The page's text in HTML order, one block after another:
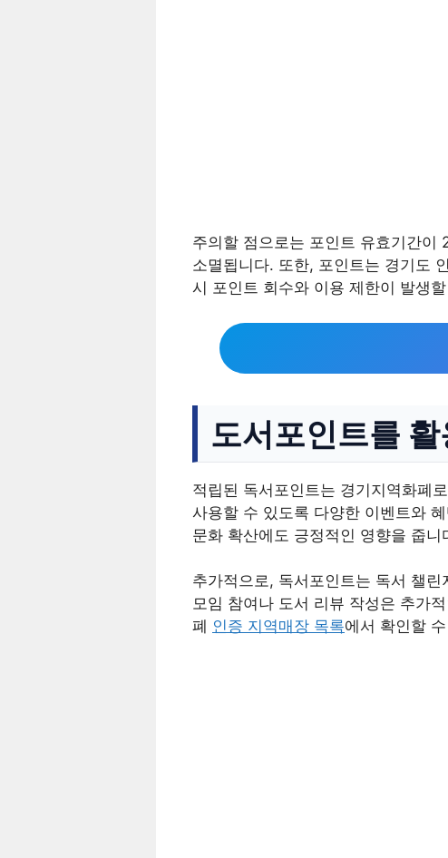
주의할 점으로는 포인트 유효기간
소멸됩니다. 또한, 포인트는 경기도
시 포인트 회수와 이용 제한이 발생
도서포인트를
적립된 독서포인트는 경기지역화폐
사용할 수 있도록 다양한 이벤트와
문화 확산에도 긍정적인 영향을 줍니
추가적으로, 독서포인트는 독서 챌
모임 참여나 도서 리뷰 작성은 추가
폐 인증 지역매장 목록에서 확인할